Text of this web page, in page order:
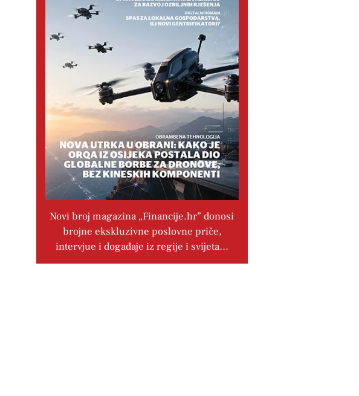
Novi broj magazina „Financije.hr” donosi
brojne ekskluzivne poslovne priče,
intervjue i događaje iz regije i svijeta…